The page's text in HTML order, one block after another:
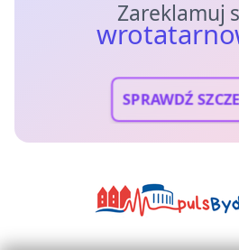
Zareklamuj
SPRAWDŹ